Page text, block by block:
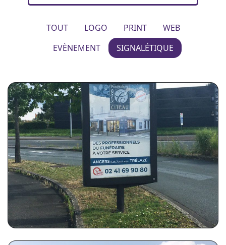
TOUT LOGO PRINT
WEB
EVÈNEMENT
SIGNALÉTIQUE
SERVICES FUNÉRAIRES CITEAU
Affiche Publicitaire 1200x1760mm